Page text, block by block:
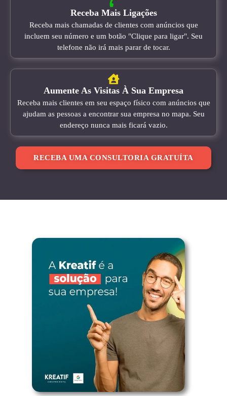
Receba Mais Ligações
Receba mais chamadas de clientes com anúncios que
incluem seu número e um botão "Clique para ligar". Seu
telefone não irá mais parar de tocar.
Aumente As Visitas À Sua Empresa
Receba mais clientes em seu espaço físico com anúncios que
ajudam as pessoas a encontrar sua empresa no mapa. Seu
endereço nunca mais ficará vazio.
RECEBA UMA CONSULTORIA GRATUÍTA